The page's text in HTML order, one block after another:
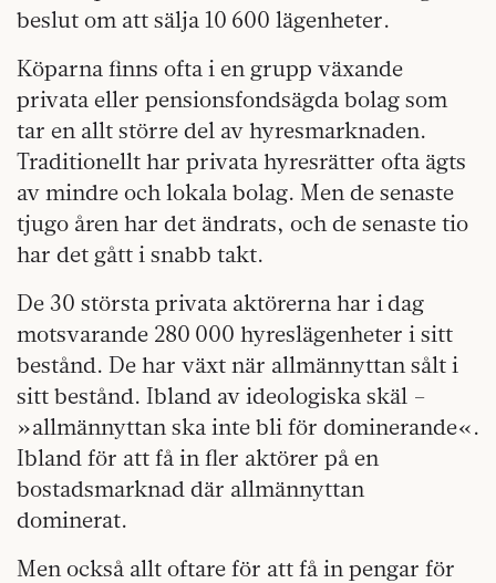
beslut om att sälja 10 600 lägenheter.
Köparna finns ofta i en grupp växande
privata eller pensionsfondsägda bolag som
tar en allt större del av hyresmarknaden.
Traditionellt har privata hyresrätter ofta ägts
av mindre och lokala bolag. Men de senaste
tjugo åren har det ändrats, och de senaste tio
har det gått i snabb takt.
De 30 största privata aktörerna har i dag
motsvarande 280 000 hyreslägenheter i sitt
bestånd. De har växt när allmännyttan sålt i
sitt bestånd. Ibland av ideologiska skäl –
»allmännyttan ska inte bli för dominerande«.
Ibland för att få in fler aktörer på en
bostadsmarknad där allmännyttan
dominerat.
Men också allt oftare för att få in pengar för